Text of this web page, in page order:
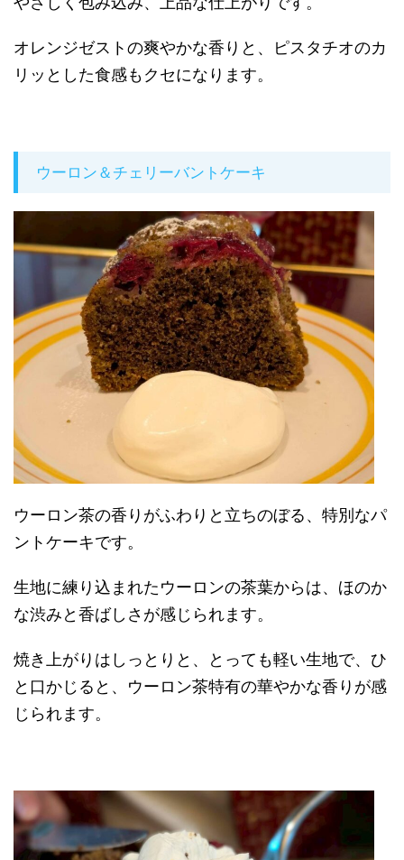
オレンジゼストの爽やかな香りと、ピスタチオのカ
リッとした食感もクセになります。
ウーロン＆チェリーバントケーキ
ウーロン茶の香りがふわりと立ちのぼる、特別なパ
ントケーキです。
生地に練り込まれたウーロンの茶葉からは、ほのか
な渋みと香ばしさが感じられます。
焼き上がりはしっとりと、とっても軽い生地で、ひ
と口かじると、ウーロン茶特有の華やかな香りが感
じられます。